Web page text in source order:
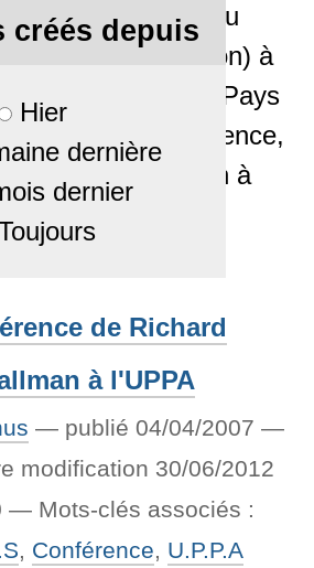
créés depuis
Hier
dernière
dernier
et PauLLA (Pau
Libres Association) à
de Pau et des Pays
Amphi A de Science,
10 mars de 18h à
à
de Richard
à l'UPPA
— publié 04/04/2007—
modification 30/06/2012
— Mots-clés associés :
, Conférence, U.P.P.A